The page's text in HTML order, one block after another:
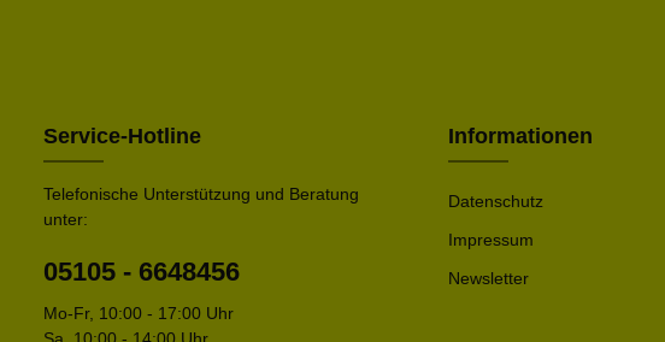
Service-Hotline
Telefonische Unterstützung und Beratung
unter:
05105 - 6648456
Mo-Fr, 10:00 - 17:00 Uhr
Informationen
Datenschutz
Impressum
Newsletter